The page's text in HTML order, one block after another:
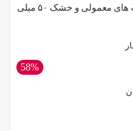
مناسب پوست های معمولی و خشک ۵۰ میلی
58%